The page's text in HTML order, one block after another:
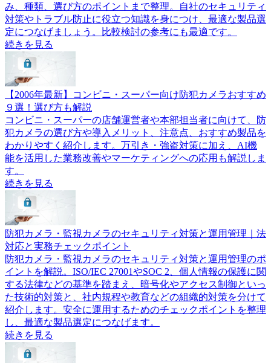
み、種類、選び方のポイントまで整理。自社のセキュリティ
対策やトラブル防止に役立つ知識を身につけ、最適な製品選
定につなげましょう。比較検討の参考にも最適です。
続きを見る
【2006年最新】コンビニ・スーパー向け防犯カメラおすすめ
９選！選び方も解説
コンビニ・スーパーの店舗運営者や本部担当者に向けて、防
犯カメラの選び方や導入メリット、注意点、おすすめ製品を
わかりやすく紹介します。万引き・強盗対策に加え、AI機
能を活用した業務改善やマーケティングへの応用も解説しま
す。
続きを見る
防犯カメラ・監視カメラのセキュリティ対策と運用管理｜法
対応と実務チェックポイント
防犯カメラ・監視カメラのセキュリティ対策と運用管理のポ
イントを解説。ISO/IEC 27001やSOC 2、個人情報の保護に関
する法律などの基準を踏まえ、暗号化やアクセス制御といっ
た技術的対策と、社内規程や教育などの組織的対策を分けて
紹介します。安全に運用するためのチェックポイントを整理
し、最適な製品選定につなげます。
続きを見る